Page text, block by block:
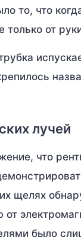
то, что
от
лучей
что
щелях
было